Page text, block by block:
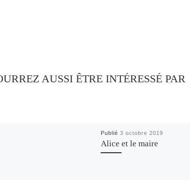
AUSSI ÊTRE INTÉRESSÉ PAR
Publié 3 octobre 2019
Alice et le maire